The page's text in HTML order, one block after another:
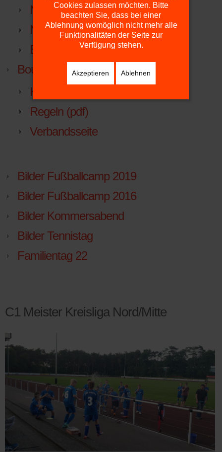
NTV
NTV.LIGA.NU
Beitrittserklärung
Boule
Kurzanleitung
Regeln (pdf)
Verbandsseite
Bilder Fußballcamp 2019
Bilder Fußballcamp 2016
Bilder Kommersabend
Bilder Tennistag
Familientag 22
C1 Meister Kreisliga Nord/Mitte
Cookies zulassen möchten. Bitte
beachten Sie, dass bei einer
Ablehnung womöglich nicht mehr alle
Funktionalitäten der Seite zur
Verfügung stehen.
Akzeptieren Ablehnen